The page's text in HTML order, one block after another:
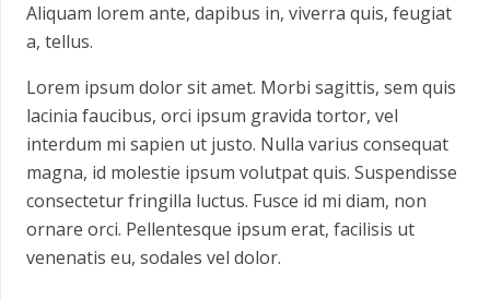
Aliquam lorem ante, dapibus in, viverra quis, feugiat
a, tellus.
Lorem ipsum dolor sit amet. Morbi sagittis, sem quis
lacinia faucibus, orci ipsum gravida tortor, vel
interdum mi sapien ut justo. Nulla varius consequat
magna, id molestie ipsum volutpat quis. Suspendisse
consectetur fringilla luctus. Fusce id mi diam, non
ornare orci. Pellentesque ipsum erat, facilisis ut
venenatis eu, sodales vel dolor.